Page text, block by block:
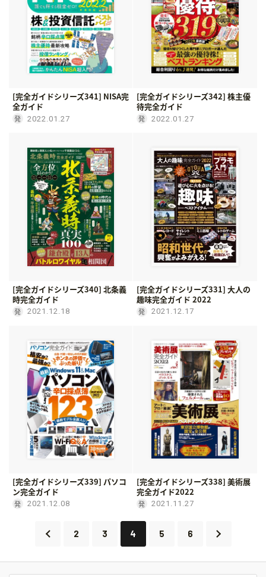
[完全ガイドシリーズ341] NISA完
全ガイド
2022.01.27
[完全ガイドシリーズ342] 株主優
待完全ガイド
2022.01.27
[完全ガイドシリーズ340] 北条義
時完全ガイド
2021.12.18
[完全ガイドシリーズ331] 大人の
趣味完全ガイド 2022
2021.12.17
[完全ガイドシリーズ339] パソコ
ン完全ガイド
2021.12.08
[完全ガイドシリーズ338] 美術展
完全ガイド2022
2021.11.27
2 3 4 5 6